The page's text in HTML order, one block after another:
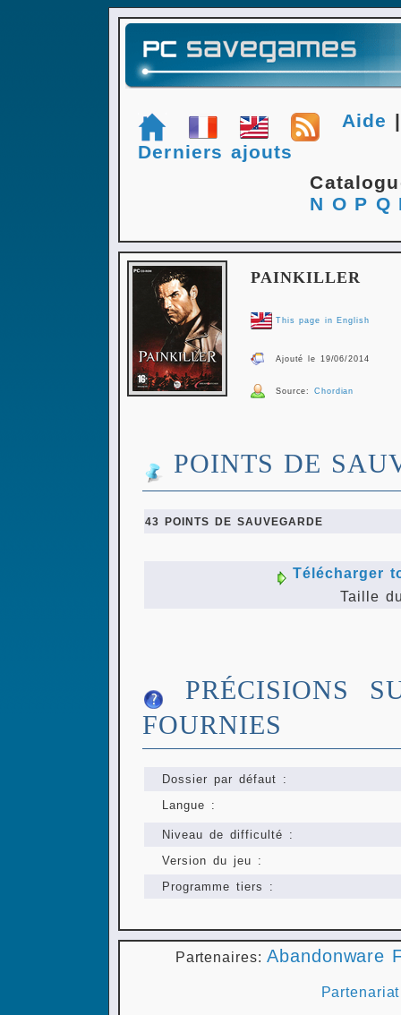
Aide
Derniers ajouts
N O P Q
PAINKILLER
This page in English
Ajouté le 19/06/2014
Source:Chordian
POINTS DE
43 POINTS DE SAUVEGARDE
Télécharger
Taille
PRÉCISIONS
FOURNIES
Dossier par défaut :
Langue :
Niveau de difficulté :
Version du jeu :
Programme tiers :
Partenaires:Abandonware
Partenariat